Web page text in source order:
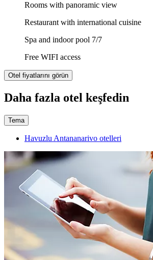
Rooms with panoramic view
Restaurant with international cuisine
Spa and indoor pool 7/7
Free WIFI access
Otel fiyatlarını görün
Daha fazla otel keşfedin
Tema
Havuzlu Antananarivo otelleri